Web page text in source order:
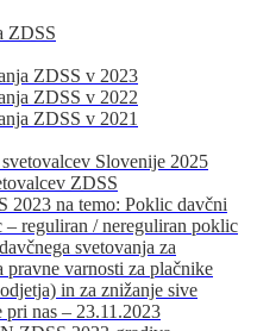
ZDSS
ZDSS v 2023
ZDSS v 2022
ZDSS v 2021
Slovenije 2025
ZDSS
2023 na temo: Poklic davčni
– reguliran / nereguliran poklic
svetovanja za
pravne varnosti za plačnike
in za znižanje sive
pri nas – 23.11.2023